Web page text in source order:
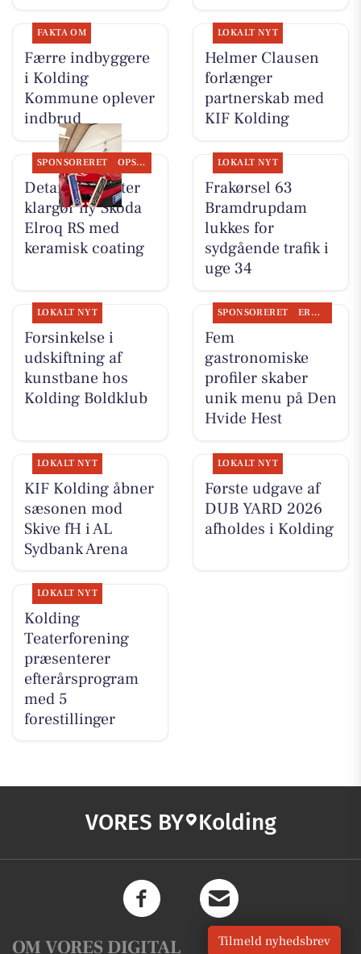
FAKTA OM
Færre indbyggere
i Kolding
Kommune oplever
indbrud
LOKALT NYT
Helmer Clausen
forlænger
partnerskab med
KIF Kolding
SPONSORERET OPSLAGSTAVLEN
Detailing Center
klargør ny Skoda
Elroq RS med
keramisk coating
LOKALT NYT
Frakørsel 63
Bramdrupdam
lukkes for
sydgående trafik i
uge 34
LOKALT NYT
Forsinkelse i
udskiftning af
kunstbane hos
Kolding Boldklub
SPONSORERET ERHVERV
Fem
gastronomiske
profiler skaber
unik menu på Den
Hvide Hest
LOKALT NYT
KIF Kolding åbner
sæsonen mod
Skive fH i AL
Sydbank Arena
LOKALT NYT
Første udgave af
DUB YARD 2026
afholdes i Kolding
LOKALT NYT
Kolding
Teaterforening
præsenterer
efterårsprogram
med 5
forestillinger
VORES BY Kolding
OM VORES DIGITAL Tilmeld nyhedsbrev